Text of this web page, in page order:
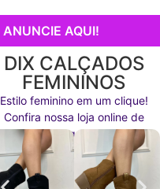
ANUNCIE AQUI!
DIX CALÇADOS
FEMININOS
Estilo feminino em um clique!
Confira nossa loja online de
calçados agora mesmo!